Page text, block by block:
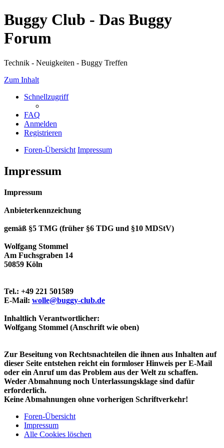
Buggy Club - Das Buggy
Forum
Technik - Neuigkeiten - Buggy Treffen
Zum Inhalt
Schnellzugriff
FAQ
Anmelden
Registrieren
Foren-Übersicht Impressum
Impressum
Impressum
Anbieterkennzeichung
gemäß §5 TMG (früher §6 TDG und §10 MDStV)
Wolfgang Stommel
Am Fuchsgraben 14
50859 Köln
Tel.: +49 221 501589
E-Mail: wolle@buggy-club.de
Inhaltlich Verantwortlicher:
Wolfgang Stommel (Anschrift wie oben)
Zur Beseitung von Rechtsnachteilen die ihnen aus Inhalten auf
dieser Seite entstehen reicht ein formloser Hinweis per E-Mail
oder ein Anruf um das Problem aus der Welt zu schaffen.
Weder Abmahnung noch Unterlassungsklage sind dafür
erforderlich.
Keine Abmahnungen ohne vorherigen Schriftverkehr!
Foren-Übersicht
Impressum
Alle Cookies löschen